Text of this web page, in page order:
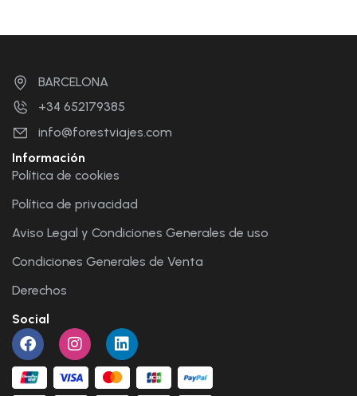
BARCELONA
+34 652179385
info@forestviajes.com
Información
Política de cookies
Política de privacidad
Aviso Legal y Condiciones Generales de uso
Condiciones Generales de Venta
Derechos
Social